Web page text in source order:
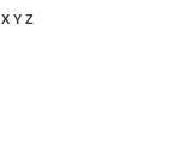
X Y Z